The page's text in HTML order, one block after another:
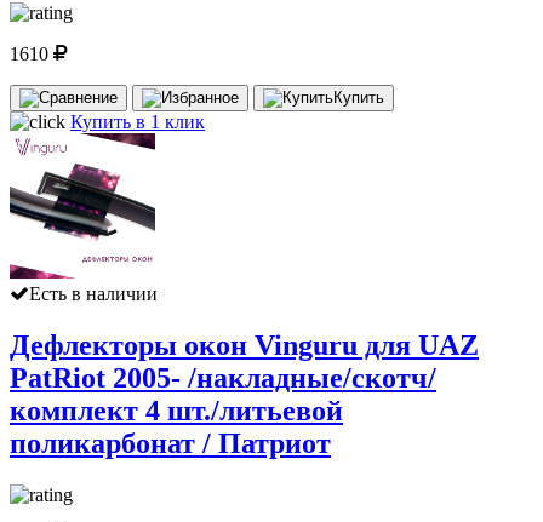
1610
Купить
Купить в 1 клик
Есть в наличии
Дефлекторы окон Vinguru для UAZ
PatRiot 2005- /накладные/скотч/
комплект 4 шт./литьевой
поликарбонат / Патриот